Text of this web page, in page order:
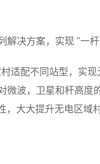
决方案，实现 "一杆
适配不同站型，实现
波，卫星和杆高度
大大提升无电区域